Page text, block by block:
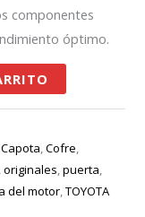
componentes
óptimo.
,Capota ,Cofre
,originales ,puerta
del motor ,TOYOTA